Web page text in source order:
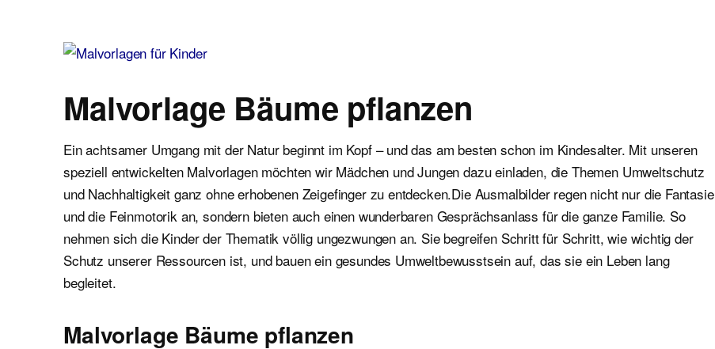
Malvorlage Bäume pflanzen
Ein achtsamer Umgang mit der Natur beginnt im Kopf – und das am besten schon im Kindesalter. Mit unseren
speziell entwickelten Malvorlagen möchten wir Mädchen und Jungen dazu einladen, die Themen Umweltschutz
und Nachhaltigkeit ganz ohne erhobenen Zeigefinger zu entdecken.Die Ausmalbilder regen nicht nur die Fantasie
und die Feinmotorik an, sondern bieten auch einen wunderbaren Gesprächsanlass für die ganze Familie. So
nehmen sich die Kinder der Thematik völlig ungezwungen an. Sie begreifen Schritt für Schritt, wie wichtig der
Schutz unserer Ressourcen ist, und bauen ein gesundes Umweltbewusstsein auf, das sie ein Leben lang
begleitet.
Malvorlage Bäume pflanzen